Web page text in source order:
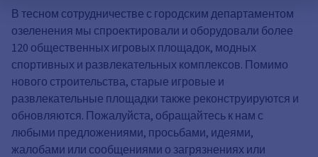
В тесном сотрудничестве с городским департаментом
озеленения мы спроектировали и оборудовали более
120 общественных игровых площадок, модных
спортивных и развлекательных комплексов. Помимо
нового строительства, старые игровые и
развлекательные площадки также реконструируются и
обновляются. Пожалуйста, обращайтесь к нам с
любыми предложениями, просьбами, идеями,
жалобами или сообщениями о загрязнениях или